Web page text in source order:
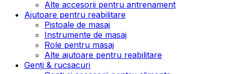
Alte accesorii pentru antrenament
Ajutoare pentru reabilitare
Pistoale de masaj
Instrumente de masaj
Role pentru masaj
Alte ajutoare pentru reabilitare
Genți & rucsacuri